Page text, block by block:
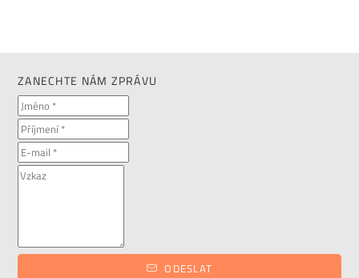
ZANECHTE NÁM ZPRÁVU
ODESLAT